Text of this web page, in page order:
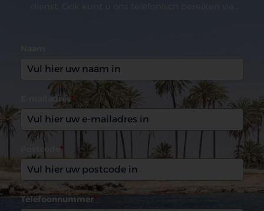
E-mailadres*
Postcode *
Telefoonnummer*